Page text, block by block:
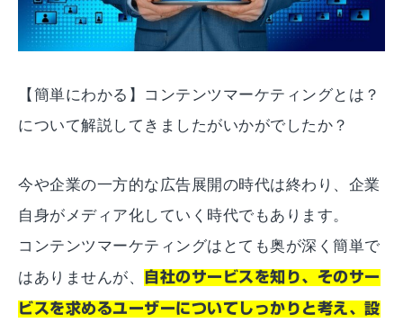
【簡単にわかる】コンテンツマーケティングとは？
について解説してきましたがいかがでしたか？
今や企業の一方的な広告展開の時代は終わり、企業
自身がメディア化していく時代でもあります。
コンテンツマーケティングはとても奥が深く簡単で
はありませんが、
自社のサービスを知り、そのサー
ビスを求めるユーザーについてしっかりと考え、設